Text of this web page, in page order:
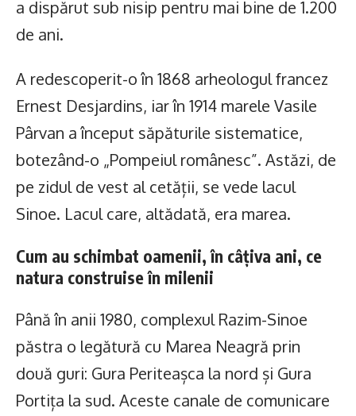
a dispărut sub nisip pentru mai bine de 1.200
de ani.
A redescoperit-o în 1868 arheologul francez
Ernest Desjardins, iar în 1914 marele Vasile
Pârvan a început săpăturile sistematice,
botezând-o „Pompeiul românesc”. Astăzi, de
pe zidul de vest al cetății, se vede lacul
Sinoe. Lacul care, altădată, era marea.
Cum au schimbat oamenii, în câțiva ani, ce
natura construise în milenii
Până în anii 1980, complexul Razim-Sinoe
păstra o legătură cu Marea Neagră prin
două guri: Gura Periteașca la nord și Gura
Portița la sud. Aceste canale de comunicare